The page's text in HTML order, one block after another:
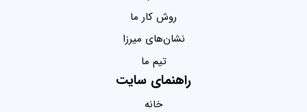
روش کار ما
نشان‌های میرزا
تیم ما
راهنمای سایت
خانه